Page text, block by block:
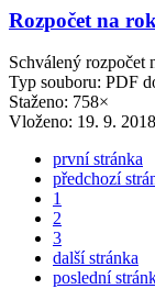
Rozpočet na
Schválený rozpočet
Typ souboru: PDF
Staženo: 758×
Vloženo: 19. 9. 2018
první stránka
předchozí
1
2
3
další stránka
poslední